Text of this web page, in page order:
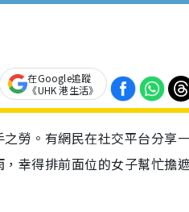
在Google追蹤
《UHK 港生活》
勞。有網民在社交平台分享
幸得排前面位的女子幫忙擔